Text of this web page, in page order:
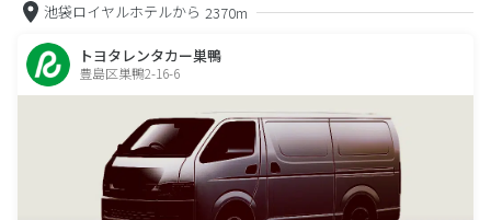
池袋ロイヤルホテルから 2370m
トヨタレンタカー巣鴨
豊島区巣鴨2-16-6